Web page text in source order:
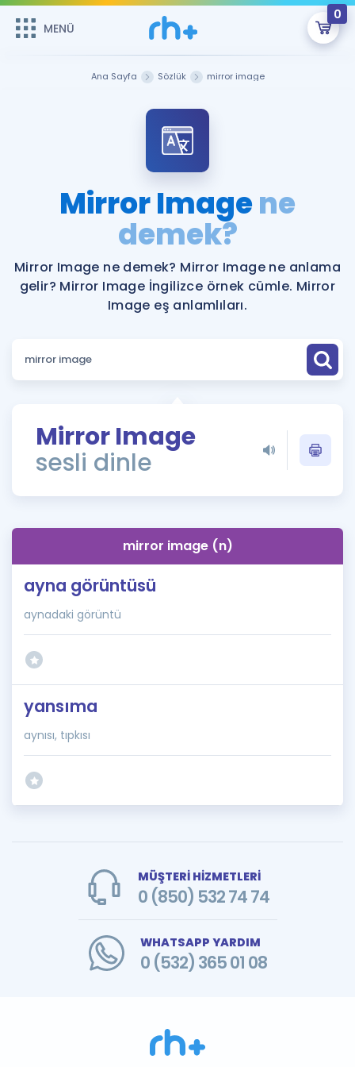
MENÜ
0
Şifremi Hatırlamıyorum
Sepetin Şu An Boş.
Remzi Hoca ile seni sınava hazırlayacak onlarca eğitim seni
bekliyor!
MENÜ
Katılımcı Görüşleri
Faydalı Araçlar
Ücretsiz Kaynaklar
Puan Hesaplama
ÖSYM Sınav Takvimi
Kampanyalar
İngilizce Gramer
İngilizce Gramer
Ana Sayfa Sözlük mirror image
Mirror Imagene
demek?
Mirror Image ne demek? Mirror Image ne anlama
gelir? Mirror Image İngilizce örnek cümle. Mirror
Image eş anlamlıları.
Mirror Image
sesli dinle
mirror image (n)
ayna görüntüsü
aynadaki görüntü
yansıma
aynısı, tıpkısı
MÜŞTERİ HİZMETLERİ
0 (850) 532 74 74
WHATSAPP YARDIM
0 (532) 365 01 08